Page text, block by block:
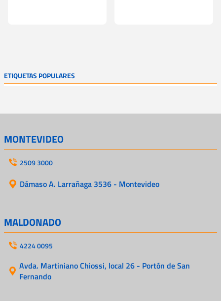
ETIQUETAS POPULARES
MONTEVIDEO
2509 3000
Dámaso A. Larrañaga 3536 - Montevideo
MALDONADO
4224 0095
Avda. Martiniano Chiossi, local 26 - Portón de San
Fernando